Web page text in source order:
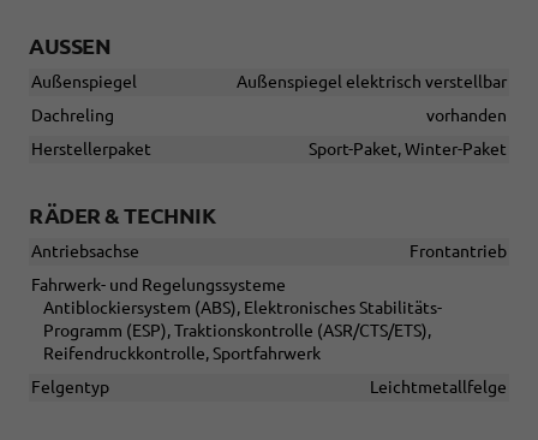
AUSSEN
Außenspiegel
Außenspiegel elektrisch verstellbar
Dachreling
vorhanden
Herstellerpaket
Sport-Paket, Winter-Paket
RÄDER & TECHNIK
Antriebsachse
Frontantrieb
Fahrwerk- und Regelungssysteme
Antiblockiersystem (ABS), Elektronisches Stabilitäts-
Programm (ESP), Traktionskontrolle (ASR/CTS/ETS),
Reifendruckkontrolle, Sportfahrwerk
Felgentyp
Leichtmetallfelge